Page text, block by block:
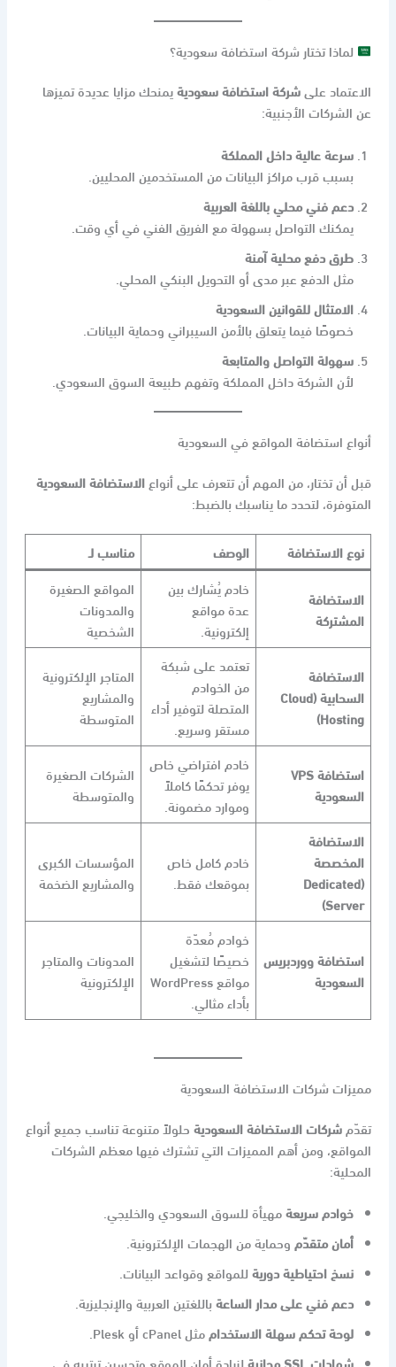
لماذا تختار شركة استضافة سعودية؟
الاعتماد علىشركة استضافة سعوديةيمنحك مزايا عديدة تميزها
عن الشركات الأجنبية:
سرعة عالية داخل المملكة
بسبب قرب مراكز البيانات من المستخدمين المحليين.
دعم فني محلي باللغة العربية
يمكنك التواصل بسهولة مع الفريق الفني في أي وقت.
طرق دفع محلية آمنة
مثل الدفع عبر مدى أو التحويل البنكي المحلي.
الامتثال للقوانين السعودية
خصوصًا فيما يتعلق بالأمن السيبراني وحماية البيانات.
سهولة التواصل والمتابعة
لأن الشركة داخل المملكة وتفهم طبيعة السوق السعودي.
أنواع استضافة المواقع في السعودية
قبل أن تختار، من المهم أن تتعرف على أنواع الاستضافة السعودية
المتوفرة، لتحدد ما يناسبك بالضبط:
نوع الاستضافة الوصف مناسب لـ
الاستضافة
المشتركة
خادم يُشارك بين
عدة مواقع
إلكترونية.
المواقع الصغيرة
والمدونات
الشخصية
الاستضافة
السحابية (Cloud
Hosting)
تعتمد على شبكة
من الخوادم
المتصلة لتوفير أداء
مستقر وسريع.
المتاجر الإلكترونية
والمشاريع
المتوسطة
استضافة VPS
السعودية
خادم افتراضي خاص
يوفر تحكمًا كاملاً
وموارد مضمونة.
الشركات الصغيرة
والمتوسطة
الاستضافة
المخصصة
(Dedicated
Server)
خادم كامل خاص
بموقعك فقط.
المؤسسات الكبرى
والمشاريع الضخمة
استضافة ووردبريس
السعودية
خوادم مُعدّة
خصيصًا لتشغيل
مواقع WordPress
بأداء مثالي.
المدونات والمتاجر
الإلكترونية
مميزات شركات الاستضافة السعودية
تقدّم شركات الاستضافة السعوديةحلولاً متنوعة تناسب جميع أنواع
المواقع، ومن أهم المميزات التي تشترك فيها معظم الشركات
المحلية:
خوادم سريعةمهيأة للسوق السعودي والخليجي.
أمان متقدّم وحماية من الهجمات الإلكترونية.
نسخ احتياطية دوريةللمواقع وقواعد البيانات.
دعم فني على مدار الساعةباللغتين العربية والإنجليزية.
لوحة تحكم سهلة الاستخدام مثل cPanel أو Plesk.
شهادات SSL مجانية
لزيادة أمان الموقع وتحسين ترتيبه في